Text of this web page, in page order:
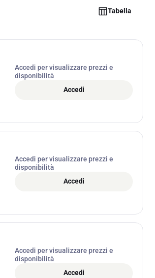
Tabella
Accedi per visualizzare prezzi e
disponibilità
Accedi
Accedi per visualizzare prezzi e
disponibilità
Accedi
Accedi per visualizzare prezzi e
disponibilità
Accedi